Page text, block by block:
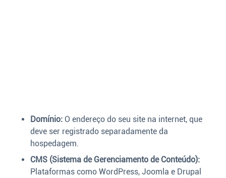
Domínio: O endereço do seu site na internet, que
deve ser registrado separadamente da
hospedagem.
CMS (Sistema de Gerenciamento de Conteúdo):
Plataformas como WordPress, Joomla e Drupal